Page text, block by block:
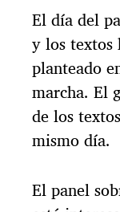
El día del
y los textos
planteado
marcha. El
de los
mismo día.
El panel